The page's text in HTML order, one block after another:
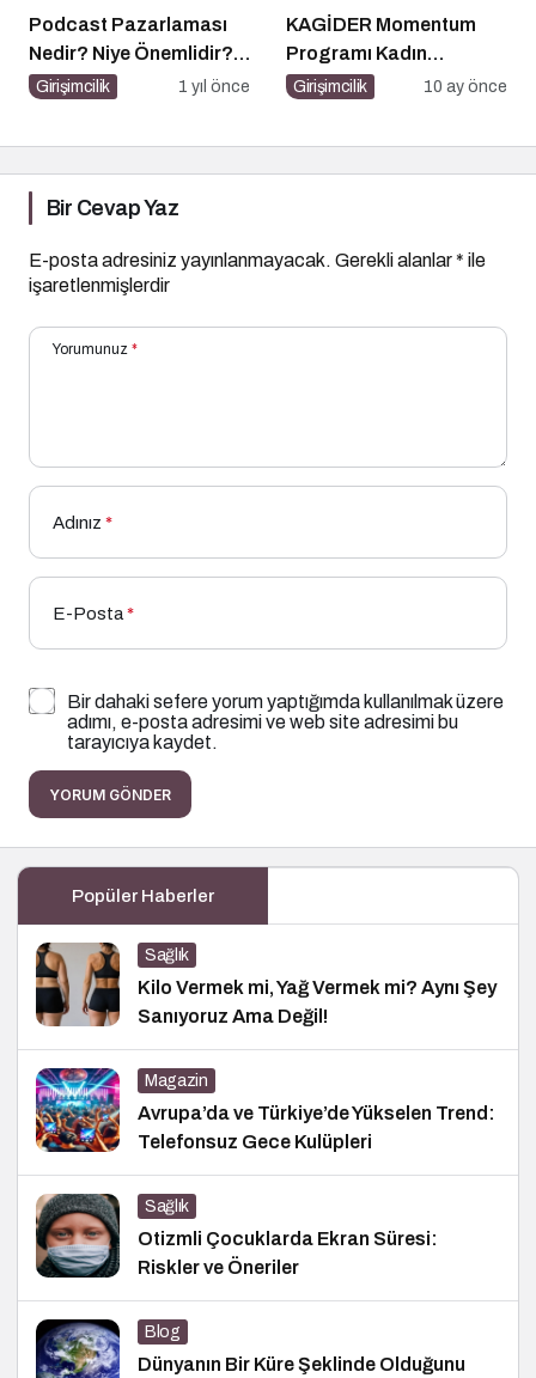
Podcast Pazarlaması
Nedir? Niye Önemlidir?
Podcast Pazarlaması
Girişimcilik 1 yıl önce
KAGİDER Momentum
Programı Kadın
Girişimcilerin Gücüne
Girişimcilik 10 ay önce
Bir Cevap Yaz
E-posta adresiniz yayınlanmayacak. Gerekli alanlar* ile
işaretlenmişlerdir
Yorumunuz *
Adınız *
E-Posta*
Bir dahaki sefere yorum yaptığımda kullanılmak üzere
adımı, e-posta adresimi ve web site adresimi bu
tarayıcıya kaydet.
YORUM GÖNDER
Popüler Haberler
Sağlık
Kilo Vermek mi, Yağ Vermek mi? Aynı Şey
Sanıyoruz Ama Değil!
Magazin
Avrupa’da ve Türkiye’de Yükselen Trend:
Telefonsuz Gece Kulüpleri
Sağlık
Otizmli Çocuklarda Ekran Süresi:
Riskler ve Öneriler
Blog
Dünyanın Bir Küre Şeklinde Olduğunu